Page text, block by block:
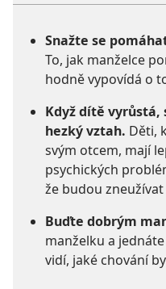
Snažte se
To, jak manželce
hodně vypovídá o
Když dítě vyrůstá,
hezký vztah. Děti,
svým otcem, mají
psychických
že budou
Buďte dobrým
manželku a
vidí, jaké chování